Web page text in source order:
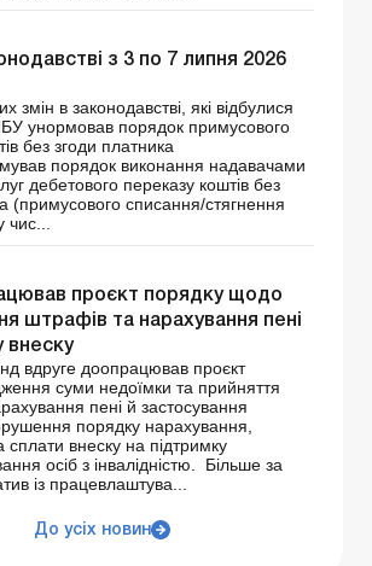
з 3 по 7 липня 2026
змін в законодавстві, які відбулися
унормовав порядок примусового
без згоди платника
порядок виконання надавачами
дебетового переказу коштів без
(примусового списання/стягнення
чис...
проєкт порядку щодо
штрафів та нарахування пені
внеску
вдруге доопрацював проєкт
суми недоїмки та прийняття
пені й застосування
порядку нарахування,
сплати внеску на підтримку
осіб з інвалідністю. Більше за
із працевлаштува...
До усіх новин